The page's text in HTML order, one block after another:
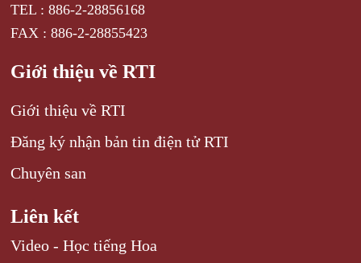
TEL : 886-2-28856168
FAX : 886-2-28855423
Giới thiệu về RTI
Giới thiệu về RTI
Đăng ký nhận bản tin điện tử RTI
Chuyên san
Liên kết
Video - Học tiếng Hoa